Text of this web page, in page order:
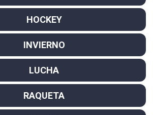
HOCKEY
INVIERNO
LUCHA
RAQUETA